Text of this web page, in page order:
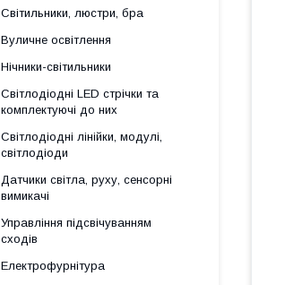
Світильники, люстри, бра
Вуличне освітлення
Нічники-світильники
Світлодіодні LED стрічки та
комплектуючі до них
Світлодіодні лінійки, модулі,
світлодіоди
Датчики світла, руху, сенсорні
вимикачі
Управління підсвічуванням
сходів
Електрофурнітура